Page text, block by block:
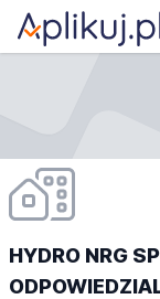
HYDRO NRG